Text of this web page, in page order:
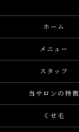
ホーム
メニュー
スタッフ
当サロンの特徴
くせ毛